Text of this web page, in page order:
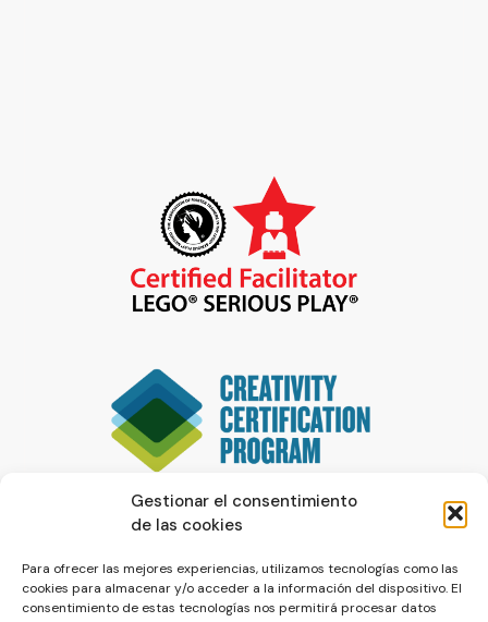
Gestionar el consentimiento
de las cookies
Para ofrecer las mejores experiencias, utilizamos tecnologías como las
cookies para almacenar y/o acceder a la información del dispositivo. El
consentimiento de estas tecnologías nos permitirá procesar datos